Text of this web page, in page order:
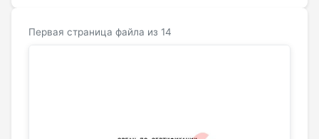
Первая страница файла из 14